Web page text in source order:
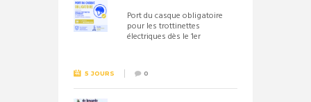
Port du casque obligatoire
pour les trottinettes
électriques dès le 1er
5 JOURS 0